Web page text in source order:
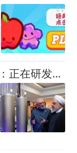
摊牌了！伊朗首次公开承认：正在研发核弹，美以弃核伊朗才会弃核